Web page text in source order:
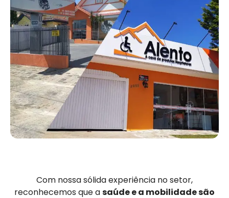
Com nossa sólida experiência no setor,
reconhecemos que asaúde e a mobilidade são